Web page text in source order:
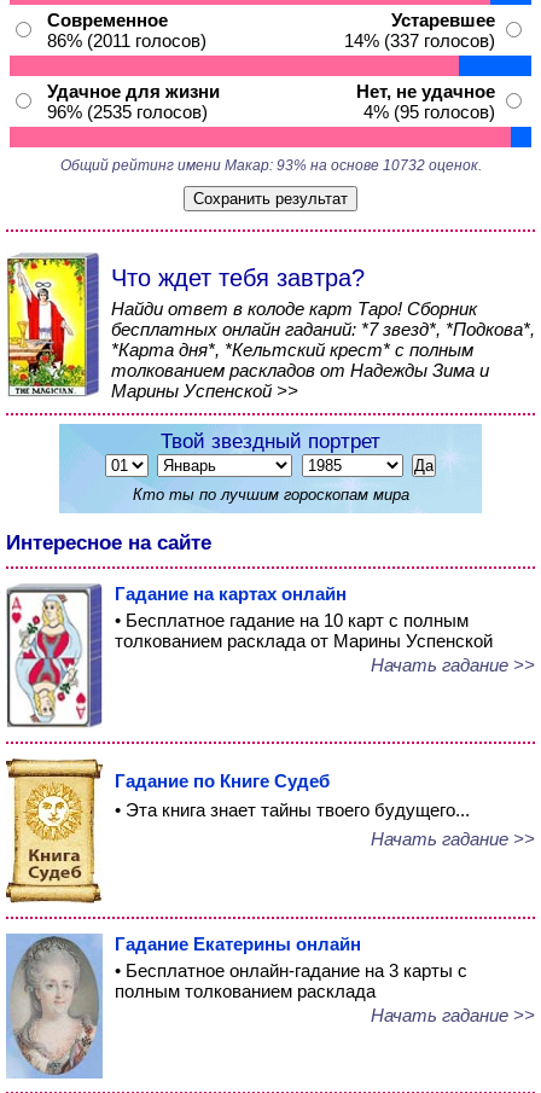
Современное
86% (2011 голосов)
Устаревшее
14% (337 голосов)
Удачное для жизни
96% (2535 голосов)
Нет, не удачное
4% (95 голосов)
Общий рейтинг имени Макар: 93% на основе 10732 оценок.
Что ждет тебя завтра?
Найди ответ в колоде карт Таро! Сборник
бесплатных онлайн гаданий: *7 звезд*, *Подкова*,
*Карта дня*, *Кельтский крест* с полным
толкованием раскладов от Надежды Зима и
Марины Успенской >>
Твой звездный портрет
Кто ты по лучшим гороскопам мира
Интересное на сайте
Гадание на картах онлайн
• Бесплатное гадание на 10 карт с полным
толкованием расклада от Марины Успенской
Начать гадание >>
Гадание по Книге Судеб
• Эта книга знает тайны твоего будущего...
Начать гадание >>
Гадание Екатерины онлайн
• Бесплатное онлайн-гадание на 3 карты с
полным толкованием расклада
Начать гадание >>